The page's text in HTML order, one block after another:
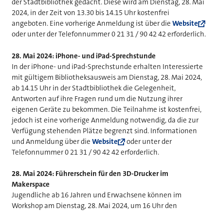
der Stadtbibliothek gedacht. Diese wird am Dienstag, 28. Mai
2024, in der Zeit von 13.30 bis 14.15 Uhr kostenfrei
angeboten. Eine vorherige Anmeldung ist über die Website
oder unter der Telefonnummer 0 21 31 / 90 42 42 erforderlich.
28. Mai 2024: iPhone- und iPad-Sprechstunde
In der iPhone- und iPad-Sprechstunde erhalten Interessierte
mit gültigem Bibliotheksausweis am Dienstag, 28. Mai 2024,
ab 14.15 Uhr in der Stadtbibliothek die Gelegenheit,
Antworten auf ihre Fragen rund um die Nutzung ihrer
eigenen Geräte zu bekommen. Die Teilnahme ist kostenfrei,
jedoch ist eine vorherige Anmeldung notwendig, da die zur
Verfügung stehenden Plätze begrenzt sind. Informationen
und Anmeldung über die Website
oder unter der
Telefonnummer 0 21 31 / 90 42 42 erforderlich.
28. Mai 2024: Führerschein für den 3D-Drucker im
Makerspace
Jugendliche ab 16 Jahren und Erwachsene können im
Workshop am Dienstag, 28. Mai 2024, um 16 Uhr den